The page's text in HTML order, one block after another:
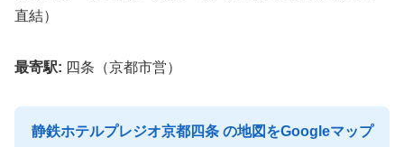
直結）
最寄駅: 四条（京都市営）
静鉄ホテルプレジオ京都四条 の地図をGoogleマップ